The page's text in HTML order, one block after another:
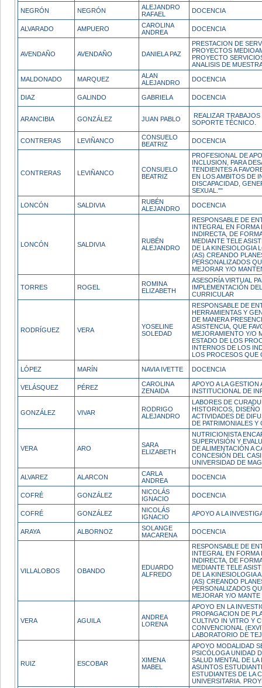
NEGRÓN NEGRÓN
ALEJANDRO
RAFAEL
DOCENCIA
ALVARADO AMPUERO
CAROLINA
ANDREA
DOCENCIA
AVENDAÑO AVENDAÑO DANIELA PAZ
PRESTACION DE
PROYECTOS
PROYECTO
ANALISIS DE
MALDONADO MARQUEZ
ALAN
ALEJANDRO
DOCENCIA
DIAZ GALINDO GABRIELA DOCENCIA
ARANCIBIA GONZÁLEZ JUAN PABLO
REALIZAR
SOPORTE TÉCNICO.
CONTRERAS LEVIÑANCO
CONSUELO
BEATRIZ
DOCENCIA
CONTRERAS LEVIÑANCO
CONSUELO
BEATRIZ
PROFESIONAL DE
INCLUSION, PARA
TENDIENTES A
EN LOS AMBITOS DE
DISCAPACIDAD,
SEXUAL.""
LONCÓN SALDIVIA
RUBÉN
ALEJANDRO
DOCENCIA
LONCÓN SALDIVIA
RUBÉN
ALEJANDRO
RESPONSABLE DE
INTEGRAL EN FORMA
INDIRECTA, DE
MEDIANTE TELE
DE LA KINESIOLOGIA
(AS) CREANDO
PERSONALIZADOS
MEJORAR Y/O
TORRES ROGEL
ROMINA
ELIZABETH
ASESORÍA VIRTUAL
IMPLEMENTACIÓN
CURRICULAR
RODRÍGUEZ VERA
YOSELINE
SOLEDAD
RESPONSABLE DE
HERRAMIENTAS Y
DE MANERA
ASISTENCIA, QUE
MEJORAMIENTO Y/O
ESTADO DE LOS
INTERNOS DE LOS
LOS PROCESOS QUE
LÓPEZ MARÍN NAVIA IVETTE DOCENCIA
VELÁSQUEZ PÉREZ
CAROLINA
ZENAIDA
APOYO A LA GESTION
INSTITUCIONAL DE
GONZÁLEZ VIVAR
RODRIGO
ALEJANDRO
LABORES DE
HISTORICOS,
ACTIVIDADES DE
DE PATRIMONIALES Y
VERA ARO
SARA
ELIZABETH
NUTRICIONISTA
SUPERVISIÓN Y
DE ALIMENTACIÓN A
CONCESIÓN DEL
UNIVERSIDAD DE
ALVAREZ ALARCON
CARLA
ANDREA
DOCENCIA
COFRÉ GONZÁLEZ
NICOLÁS
IGNACIO
DOCENCIA
COFRÉ GONZÁLEZ
NICOLÁS
IGNACIO
APOYO A LA
ARAYA ALBORNOZ
SOLANGE
MACARENA
DOCENCIA
VILLALOBOS OBANDO
EDUARDO
ALFREDO
RESPONSABLE DE
INTEGRAL EN FORMA
INDIRECTA, DE
MEDIANTE TELE
DE LA KINESIOLOGIA
(AS) CREANDO
PERSONALIZADOS
MEJORAR Y/O MANTE
VERA AGUILA
ANDREA
LORENA
APOYO EN LA
PROPAGACION DE
CULTIVO IN VITRO Y
CONVENCIONAL
LABORATORIO DE
RUIZ ESCOBAR
XIMENA
MABEL
APOYO MODALIDAD
PSICÓLOGA UNIDAD
SALUD MENTAL DE
ASUNTOS
ESTUDIANTES DE LA
UNIVERSITARIA.